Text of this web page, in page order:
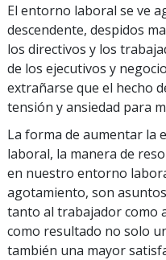
El entorno laboral se ve
descendente, despidos
los directivos y los
de los ejecutivos y
extrañarse que el hecho
tensión y ansiedad para
La forma de aumentar la
laboral, la manera de
en nuestro entorno
agotamiento, son
tanto al trabajador como
como resultado no solo
también una mayor